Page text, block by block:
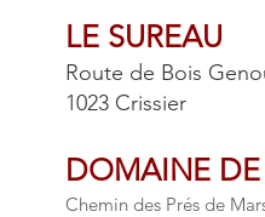
LE SUREAU
Route de Bois
1023 Crissier
DOMAINE DE
Chemin des Prés de